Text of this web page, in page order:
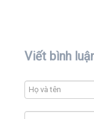
Viết bình